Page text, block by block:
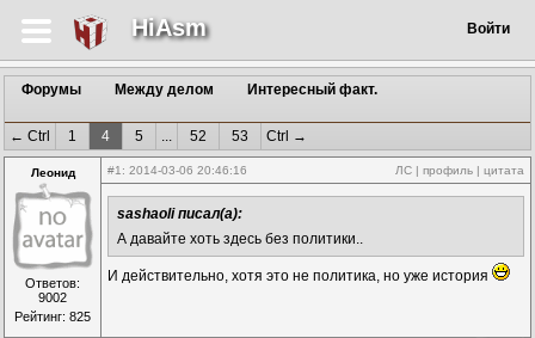
HiAsm Войти
Форумы Между делом Интересный факт.
← Ctrl 1 4 5 ... 52 53 Ctrl →
Леонид
Ответов:
9002
Рейтинг: 825
#1 : 2014-03-06 20:46:16 ЛС | профиль | цитата
sashaoli писал(а):
А давайте хоть здесь без политики..
И действительно, хотя это не политика, но уже история